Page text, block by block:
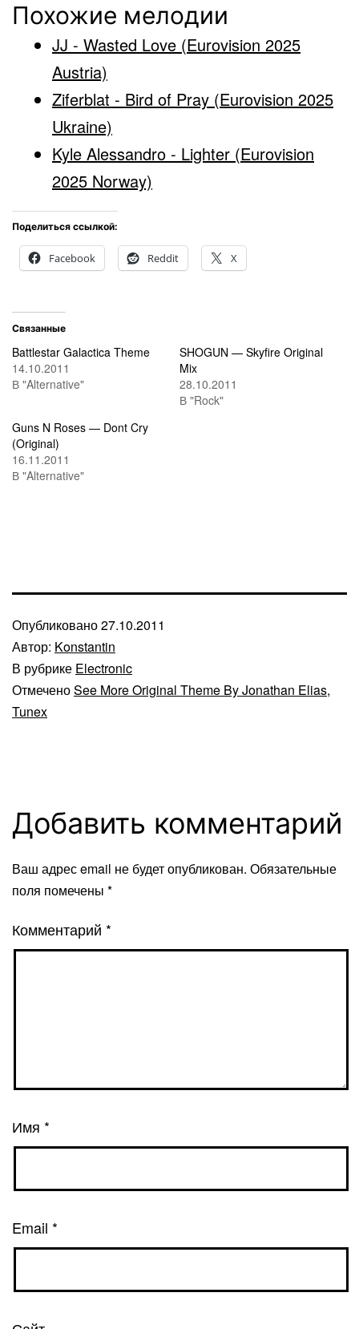
Похожие мелодии
JJ - Wasted Love (Eurovision 2025
Austria)
Ziferblat - Bird of Pray (Eurovision 2025
Ukraine)
Kyle Alessandro - Lighter (Eurovision
2025 Norway)
Поделиться ссылкой:
Facebook Reddit X
Связанные
Battlestar Galactica Theme
14.10.2011
В "Alternative"
SHOGUN — Skyfire Original
Mix
28.10.2011
В "Rock"
Guns N Roses — Dont Cry
(Original)
16.11.2011
В "Alternative"
Опубликовано27.10.2011
Автор: Konstantin
В рубрике Electronic
ОтмеченоSee More Original Theme By Jonathan Elias,
Tunex
Добавить комментарий
Ваш адрес email не будет опубликован. Обязательные
поля помечены *
Комментарий *
Имя *
Email *